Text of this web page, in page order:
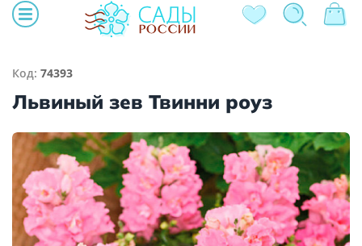
Код: 74393
Львиный зев Твинни роуз